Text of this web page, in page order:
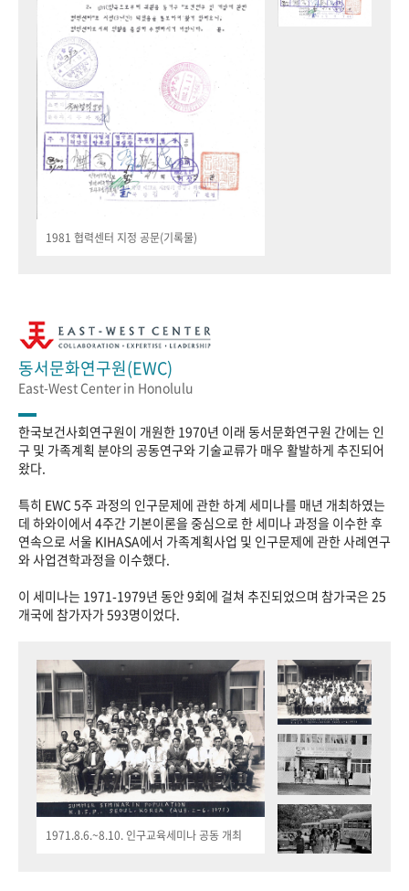
1981 협력센터 지정 공문(기록물)
동서문화연구원(EWC)
East-West Center in Honolulu
한국보건사회연구원이 개원한 1970년 이래 동서문화연구원 간에는 인
구 및 가족계획 분야의 공동연구와 기술교류가 매우 활발하게 추진되어
왔다.
특히 EWC 5주 과정의 인구문제에 관한 하계 세미나를 매년 개최하였는
데 하와이에서 4주간 기본이론을 중심으로 한 세미나 과정을 이수한 후
연속으로 서울 KIHASA에서 가족계획사업 및 인구문제에 관한 사례연구
와 사업견학과정을 이수했다.
이 세미나는 1971-1979년 동안 9회에 걸쳐 추진되었으며 참가국은 25
개국에 참가자가 593명이었다.
1971.8.6.~8.10. 인구교육세미나 공동 개최